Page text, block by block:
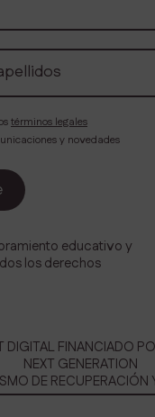
términos legales
y novedades
educativo y
los derechos
DIGITAL FINANCIADO
NEXT GENERATION
DE RECUPERACIÓN